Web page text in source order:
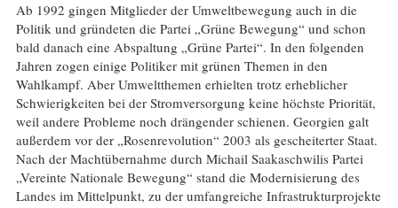
Ab 1992 gingen Mitglieder der Umweltbewegung auch in die
Politik und gründeten die Partei „Grüne Bewegung“ und schon
bald danach eine Abspaltung „Grüne Partei“. In den folgenden
Jahren zogen einige Politiker mit grünen Themen in den
Wahlkampf. Aber Umweltthemen erhielten trotz erheblicher
Schwierigkeiten bei der Stromversorgung keine höchste Priorität,
weil andere Probleme noch drängender schienen. Georgien galt
außerdem vor der „Rosenrevolution“ 2003 als gescheiterter Staat.
Nach der Machtübernahme durch Michail Saakaschwilis Partei
„Vereinte Nationale Bewegung“ stand die Modernisierung des
Landes im Mittelpunkt, zu der umfangreiche Infrastrukturprojekte